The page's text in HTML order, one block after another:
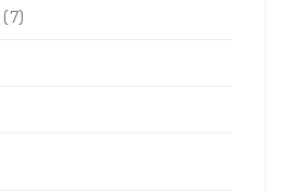
(7)